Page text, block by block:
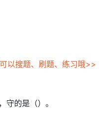
以搜题、刷题、练习哦>>
守的是（）。